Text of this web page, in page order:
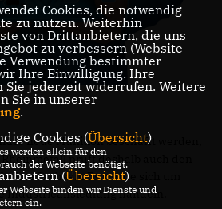
prüft deshalb auch den
in Sachsen. Es würde sich um
Industrieansiedlung handeln.
Cookies, die notwendig
zu nutzen. Weiterhin
von Drittanbietern, die uns
zu verbessern (Website-
Verwendung bestimmter
Ihre Einwilligung. Ihre
jederzeit widerrufen. Weitere
Sie in unserer
.
Cookies (Übersicht)
werden allein für den
der Webseite benötigt.
(Übersicht)
Webseite binden wir Dienste und
ein.